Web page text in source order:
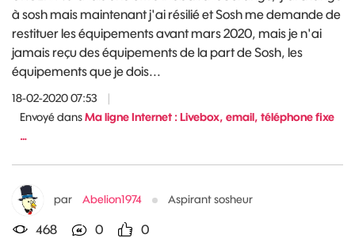
à sosh mais maintenant j'ai résilié et Sosh me demande de
restituer les équipements avant mars 2020, mais je n'ai
jamais reçu des équipements de la part de Sosh, les
équipements que je dois...
18-02-2020 07:53
|
Envoyé dansMa ligne Internet : Livebox, email, téléphone fixe
…
par Abelion1974 Aspirant sosheur
468 0 0